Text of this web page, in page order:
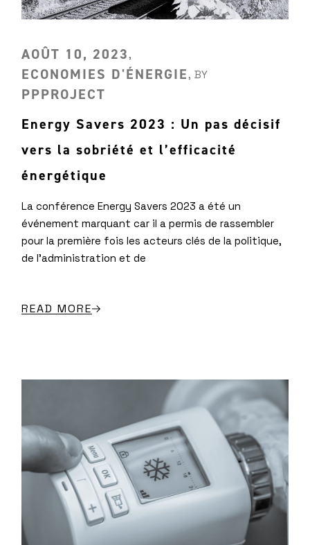
AOÛT 10, 2023
ECONOMIES D'ÉNERGIE BY
PPPROJECT
Energy Savers 2023 : Un pas décisif
vers la sobriété et l’efficacité
énergétique
La conférence Energy Savers 2023 a été un
événement marquant car il a permis de rassembler
pour la première fois les acteurs clés de la politique,
de l'administration et de
READ MORE